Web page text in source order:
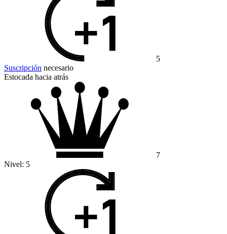
5
Suscripción necesario
Estocada hacia atrás
7
Nivel: 5